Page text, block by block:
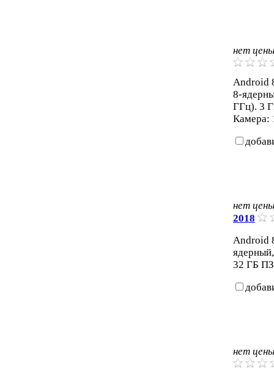
нет
Android
8-
ГГц). 3
нет
2018
Android
32 ГБ
нет